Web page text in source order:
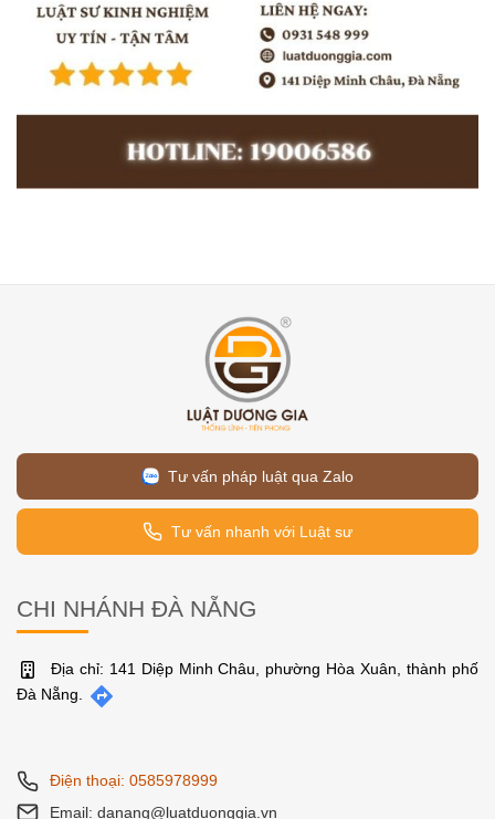
Tư vấn pháp luật qua Zalo
Tư vấn nhanh với Luật sư
CHI NHÁNH ĐÀ NẴNG
Địa chỉ: 141 Diệp Minh Châu, phường Hòa Xuân, thành phố
Đà Nẵng.
Điện thoại: 0585978999
Email: danang@luatduonggia.vn